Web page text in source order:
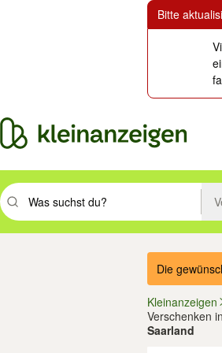
Bitte
Suchbegriff eingeben. Eingabetaste
Die
Kleinanzeigen
Verschenken
Saarland